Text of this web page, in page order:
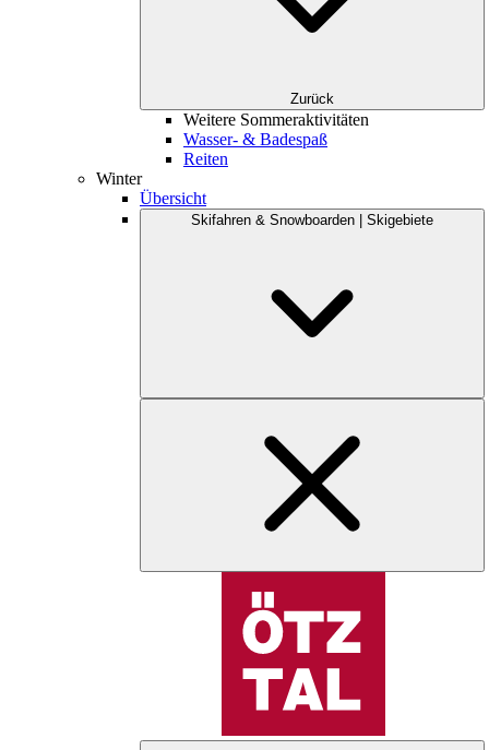
Zurück
Weitere Sommeraktivitäten
Wasser- & Badespaß
Reiten
Winter
Übersicht
Skifahren & Snowboarden | Skigebiete